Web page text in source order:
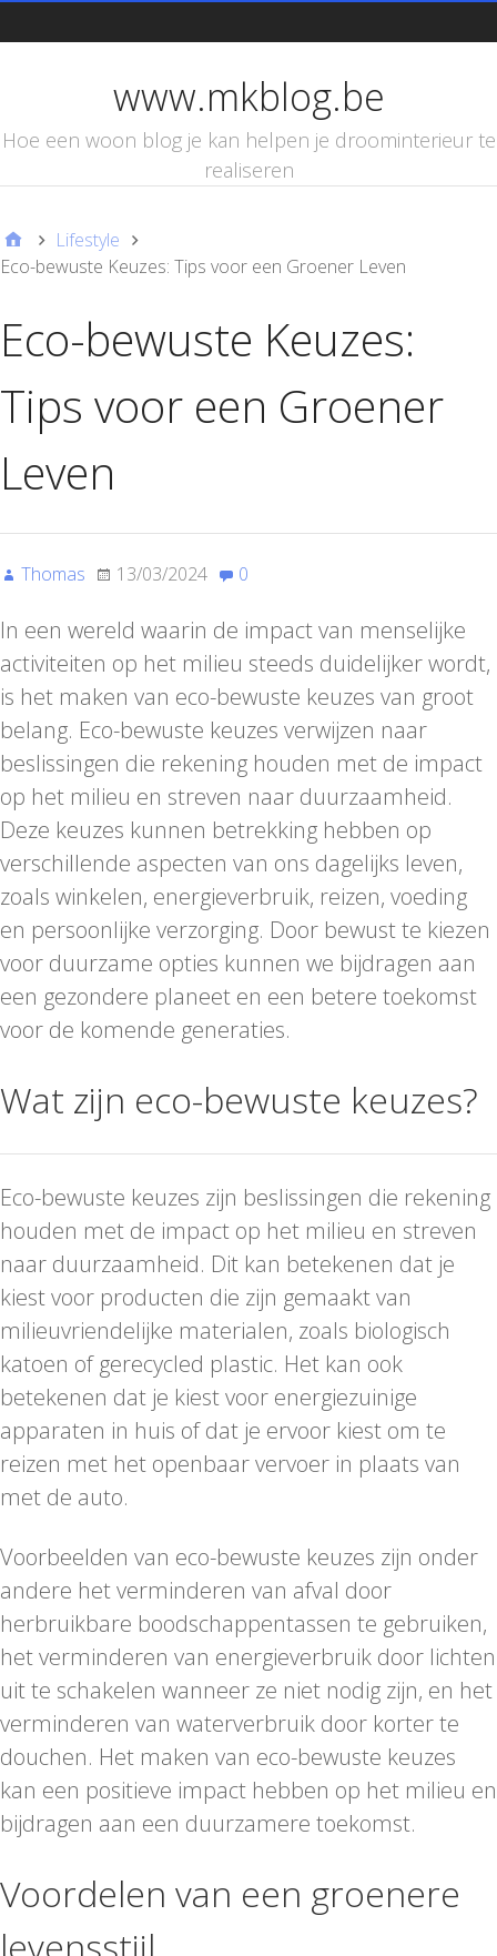
www.mkblog.be
Hoe een woon blog je kan helpen je droominterieur te
realiseren
Lifestyle
Eco-bewuste Keuzes: Tips voor een Groener Leven
Eco-bewuste Keuzes:
Tips voor een Groener
Leven
Thomas 13/03/2024 0
In een wereld waarin de impact van menselijke
activiteiten op het milieu steeds duidelijker wordt,
is het maken van eco-bewuste keuzes van groot
belang. Eco-bewuste keuzes verwijzen naar
beslissingen die rekening houden met de impact
op het milieu en streven naar duurzaamheid.
Deze keuzes kunnen betrekking hebben op
verschillende aspecten van ons dagelijks leven,
zoals winkelen, energieverbruik, reizen, voeding
en persoonlijke verzorging. Door bewust te kiezen
voor duurzame opties kunnen we bijdragen aan
een gezondere planeet en een betere toekomst
voor de komende generaties.
Wat zijn eco-bewuste keuzes?
Eco-bewuste keuzes zijn beslissingen die rekening
houden met de impact op het milieu en streven
naar duurzaamheid. Dit kan betekenen dat je
kiest voor producten die zijn gemaakt van
milieuvriendelijke materialen, zoals biologisch
katoen of gerecycled plastic. Het kan ook
betekenen dat je kiest voor energiezuinige
apparaten in huis of dat je ervoor kiest om te
reizen met het openbaar vervoer in plaats van
met de auto.
Voorbeelden van eco-bewuste keuzes zijn onder
andere het verminderen van afval door
herbruikbare boodschappentassen te gebruiken,
het verminderen van energieverbruik door lichten
uit te schakelen wanneer ze niet nodig zijn, en het
verminderen van waterverbruik door korter te
douchen. Het maken van eco-bewuste keuzes
kan een positieve impact hebben op het milieu en
bijdragen aan een duurzamere toekomst.
Voordelen van een groenere